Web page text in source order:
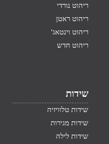
ריהוט נורדי
ריהוט ראטן
ריהוט וינטאג'
ריהוט חדש
שידות
שידות טלוויזיה
שידות מגירות
שידות לילה